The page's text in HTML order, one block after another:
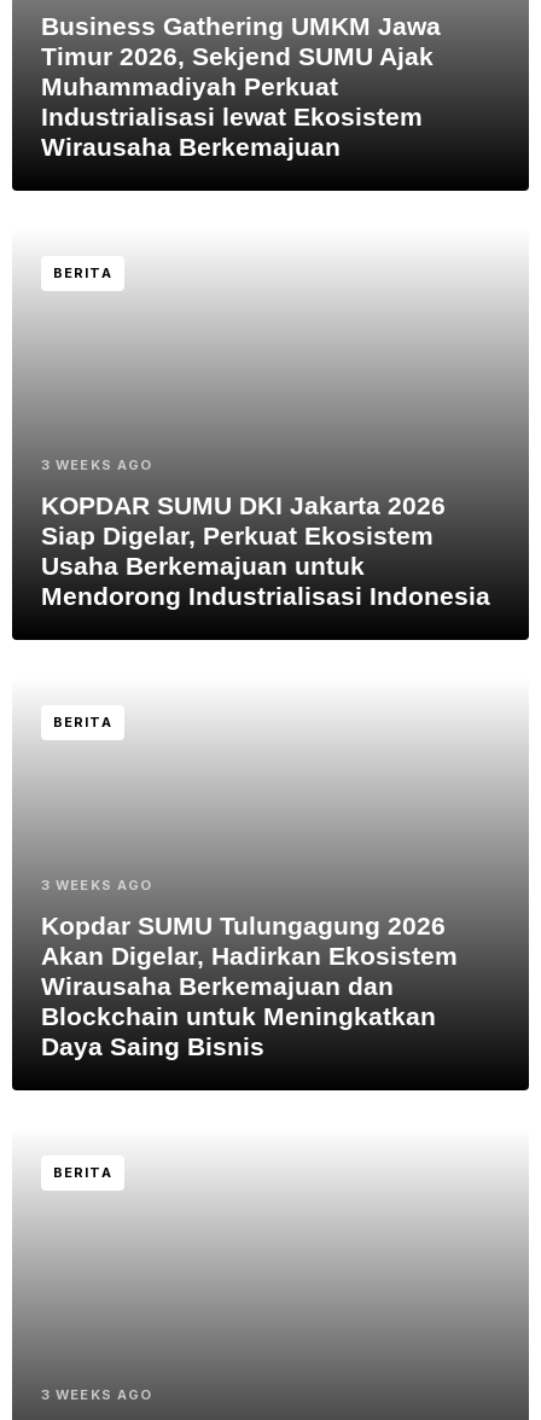
Business Gathering UMKM Jawa
Timur 2026, Sekjend SUMU Ajak
Muhammadiyah Perkuat
Industrialisasi lewat Ekosistem
Wirausaha Berkemajuan
BERITA
3 WEEKS AGO
KOPDAR SUMU DKI Jakarta 2026
Siap Digelar, Perkuat Ekosistem
Usaha Berkemajuan untuk
Mendorong Industrialisasi Indonesia
BERITA
3 WEEKS AGO
Kopdar SUMU Tulungagung 2026
Akan Digelar, Hadirkan Ekosistem
Wirausaha Berkemajuan dan
Blockchain untuk Meningkatkan
Daya Saing Bisnis
BERITA
3 WEEKS AGO